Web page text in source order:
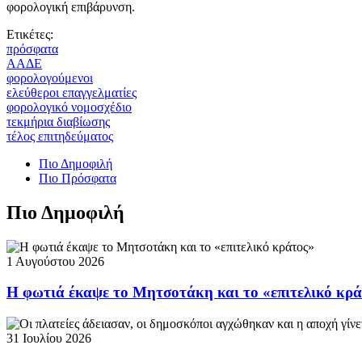
φορολογική επιβάρυνση.
Ετικέτες:
πρόσφατα
ΑΑΔΕ
φορολογούμενοι
ελεύθεροι επαγγελματίες
φορολογικό νομοσχέδιο
τεκμήρια διαβίωσης
τέλος επιτηδεύματος
Πιο Δημοφιλή
Πιο Πρόσφατα
Πιο Δημοφιλή
1 Αυγούστου 2026
Η φωτιά έκαψε το Μητσοτάκη και το «επιτελικό
31 Ιουλίου 2026